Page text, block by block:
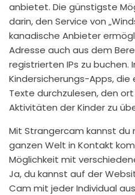
anbietet. Die günstigste
darin, den Service von
kanadische Anbieter
Adresse auch aus dem
registrierten IPs zu buchen.
Kindersicherungs-Apps, die
Texte durchzulesen, den
Aktivitäten der Kinder zu
Mit Strangercam kannst du
ganzen Welt in Kontakt
Möglichkeit mit
Ja, du kannst auf der
Cam mit jeder Individual